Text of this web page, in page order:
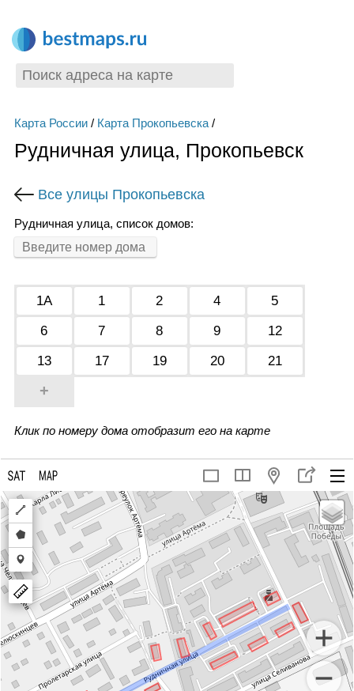
Карта России/ Карта Прокопьевска/
Рудничная улица, Прокопьевск
Все улицы Прокопьевска
Рудничная улица, список домов:
1А 1 2 4
5
6
7 8 9
12
13
17 19 20 21
+
Клик по номеру дома отобразит его на карте
Draw
a
polyline
Draw
a
polygon
Draw
a
marker